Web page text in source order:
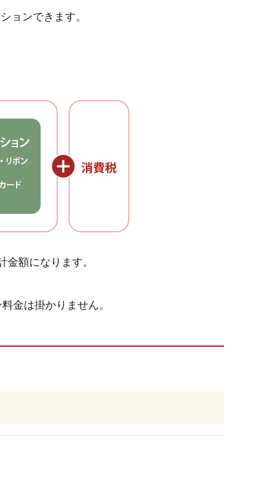
ョンできます。
額になります。
金は掛かりません。